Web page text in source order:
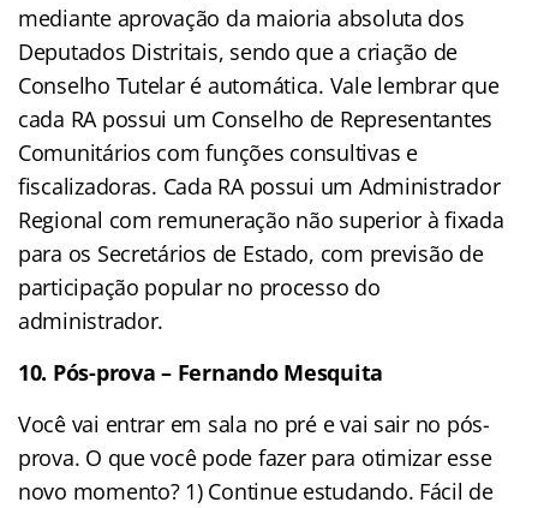
mediante aprovação da maioria absoluta dos
Deputados Distritais, sendo que a criação de
Conselho Tutelar é automática. Vale lembrar que
cada RA possui um Conselho de Representantes
Comunitários com funções consultivas e
fiscalizadoras. Cada RA possui um Administrador
Regional com remuneração não superior à fixada
para os Secretários de Estado, com previsão de
participação popular no processo do
administrador.
10. Pós-prova – Fernando Mesquita
Você vai entrar em sala no pré e vai sair no pós-
prova. O que você pode fazer para otimizar esse
novo momento? 1) Continue estudando. Fácil de